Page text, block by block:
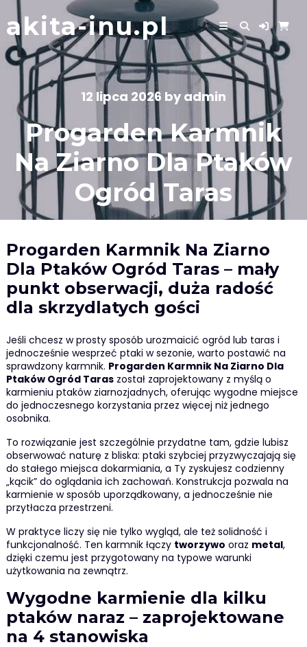
Skip
to
content
akita-inu.pl
12 lipca 2026 by admin
Progarden Karmnik
Na Ziarno Dla Ptaków
Ogród Taras
Progarden Karmnik Na Ziarno
Dla Ptaków Ogród Taras – mały
punkt obserwacji, duża radość
dla skrzydlatych gości
Jeśli chcesz w prosty sposób urozmaicić ogród lub taras i
jednocześnie wesprzeć ptaki w sezonie, warto postawić na
sprawdzony karmnik. Progarden Karmnik Na Ziarno Dla
Ptaków Ogród Taraszostał zaprojektowany z myślą o
karmieniu ptaków ziarnozjadnych, oferując wygodne miejsce
do jednoczesnego korzystania przez więcej niż jednego
osobnika.
To rozwiązanie jest szczególnie przydatne tam, gdzie lubisz
obserwować naturę z bliska: ptaki szybciej przyzwyczajają się
do stałego miejsca dokarmiania, a Ty zyskujesz codzienny
„kącik” do oglądania ich zachowań. Konstrukcja pozwala na
karmienie w sposób uporządkowany, a jednocześnie nie
przytłacza przestrzeni.
W praktyce liczy się nie tylko wygląd, ale też solidność i
funkcjonalność. Ten karmnik łączy tworzywo oraz metal,
dzięki czemu jest przygotowany na typowe warunki
użytkowania na zewnątrz.
Wygodne karmienie dla kilku
ptaków naraz – zaprojektowane
na 4 stanowiska